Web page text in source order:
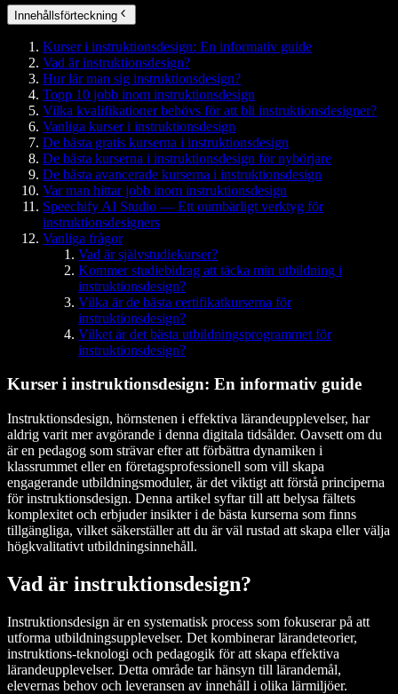
Innehållsförteckning
Kurser i instruktionsdesign: En informativ guide
Vad är instruktionsdesign?
Hur lär man sig instruktionsdesign?
Topp 10 jobb inom instruktionsdesign
Vilka kvalifikationer behövs för att bli instruktionsdesigner?
Vanliga kurser i instruktionsdesign
De bästa gratis kurserna i instruktionsdesign
De bästa kurserna i instruktionsdesign för nybörjare
De bästa avancerade kurserna i instruktionsdesign
Var man hittar jobb inom instruktionsdesign
Speechify AI Studio — Ett oumbärligt verktyg för
instruktionsdesigners
Vanliga frågor
Vad är självstudiekurser?
Kommer studiebidrag att täcka min utbildning i
instruktionsdesign?
Vilka är de bästa certifikatkurserna för
instruktionsdesign?
Vilket är det bästa utbildningsprogrammet för
instruktionsdesign?
Kurser i instruktionsdesign: En informativ guide
Instruktionsdesign, hörnstenen i effektiva lärandeupplevelser, har
aldrig varit mer avgörande i denna digitala tidsålder. Oavsett om du
är en pedagog som strävar efter att förbättra dynamiken i
klassrummet eller en företagsprofessionell som vill skapa
engagerande utbildningsmoduler, är det viktigt att förstå principerna
för instruktionsdesign. Denna artikel syftar till att belysa fältets
komplexitet och erbjuder insikter i de bästa kurserna som finns
tillgängliga, vilket säkerställer att du är väl rustad att skapa eller välja
högkvalitativt utbildningsinnehåll.
Vad är instruktionsdesign?
Instruktionsdesign är en systematisk process som fokuserar på att
utforma utbildningsupplevelser. Det kombinerar lärandeteorier,
instruktions-teknologi och pedagogik för att skapa effektiva
lärandeupplevelser. Detta område tar hänsyn till lärandemål,
elevernas behov och leveransen av innehåll i olika lärmiljöer.